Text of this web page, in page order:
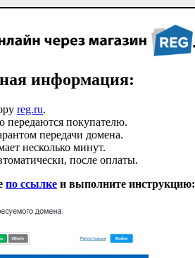
информация:
reg.ru.
передаются покупателю.
передачи домена.
несколько минут.
после оплаты.
по ссылке и выполните инструкцию: